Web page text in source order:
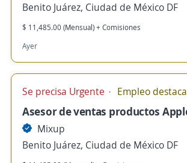
Benito Juárez, Ciudad de México DF
$ 11,485.00 (Mensual) + Comisiones
Ayer
Se precisa Urgente Empleo
Asesor de ventas productos
Mixup
Benito Juárez, Ciudad de México DF